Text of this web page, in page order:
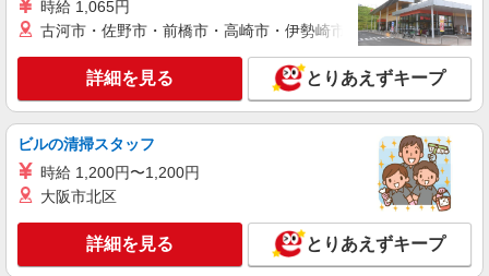
パート
株式会社魚国総本社
保育園内厨房の洗浄中心の調理補助
時給1,180円 ※試用期間あり（入社日から2ヶ
月経過後の月末まで）
大阪府大阪市城東区今福西6丁目6-30 三養福祉
会 ゆめの樹保育園 厨房内魚国総本社事業所
キープ 詳細を見る
株式会社塩梅
時給 1,065円
古河市・佐野市・前橋市・高崎市・伊勢崎市・太田市・館林市
詳細を見る とりあえずキープ
ビルの清掃スタッフ
時給 1,200円〜1,200円
大阪市北区
詳細を見る とりあえずキープ